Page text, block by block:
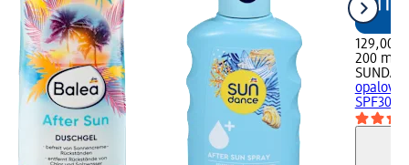
129,00
200 ml
SPF30,